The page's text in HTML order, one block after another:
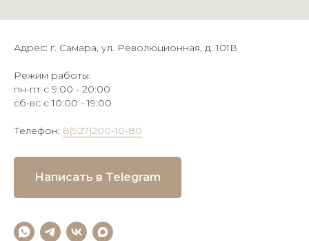
Адрес: г. Самара, ул. Революционная, д. 101В
Режим работы:
пн-пт с 9:00 - 20:00
сб-вс с 10:00 - 19:00
Телефон: 8(927)200-10-80
Написать в Telegram